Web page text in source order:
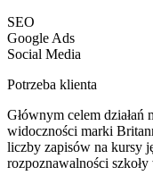
SEO
Google Ads
Social Media
Potrzeba klienta
Głównym celem
widoczności marki
liczby zapisów na kursy
rozpoznawalności